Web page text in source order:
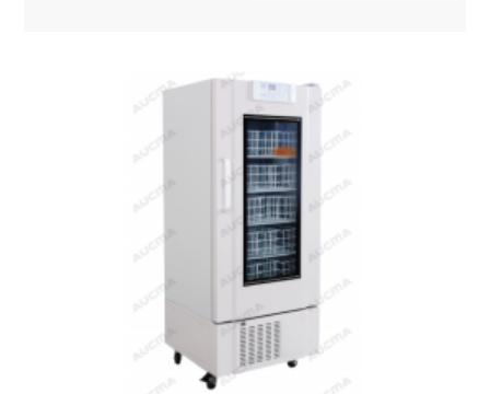
成、特殊设计的能谱探测器，
能谱仪是一种基于样品被电子
束激发而产生 X 射线的分析仪
器。Phenom 的能谱仪无论软